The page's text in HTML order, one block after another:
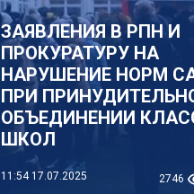
ЗАЯВЛЕНИЯ В РПН И
ПРОКУРАТУРУ НА
НАРУШЕНИЕ НОРМ
ПРИ
ОБЪЕДИНЕНИИ
ШКОЛ
11:54 17.07.2025 2746